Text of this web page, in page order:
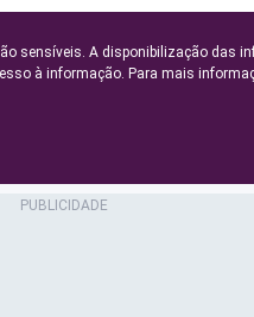
sensíveis. A disponibilização das
à informação. Para mais